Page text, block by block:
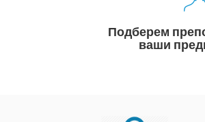
Подберем
ваши